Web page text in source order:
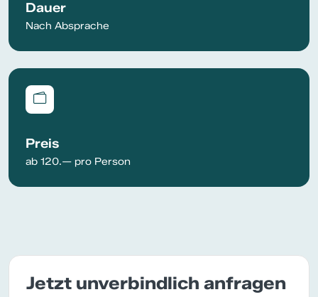
Dauer
Nach Absprache
Preis
ab 120.— pro Person
Jetzt unverbindlich anfragen